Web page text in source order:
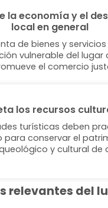
la economía y el
local en general
de bienes y
vulnerable del lugar
el comercio
los recursos
turísticas deben
para conservar el
y cultural de
relevantes del